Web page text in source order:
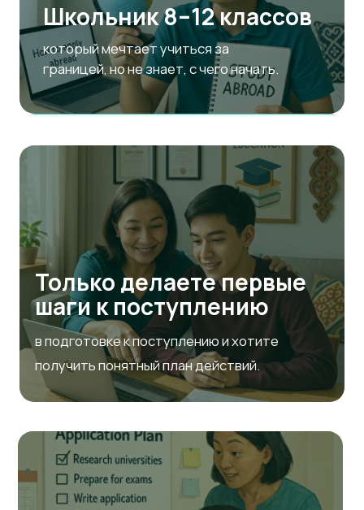
Родитель
который хочет поддержать ребёнка и
помочь ему выбрать университет,
собрать документы и избежать ошибок
получить понятный план действий.
Теряетесь в
количестве стран
и программ
Сотни вузов, десятки направлений
и стипендий — легко запутаться